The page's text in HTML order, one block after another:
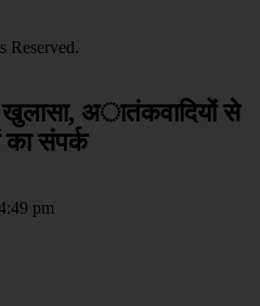
Reserved.
खुलासा, अातंकवादियों से
का संपर्क
pm